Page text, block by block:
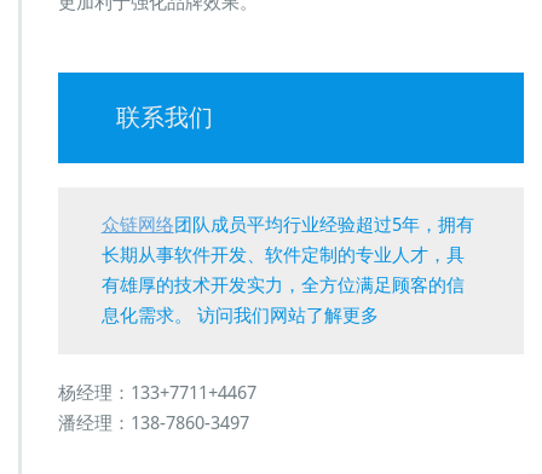
联系我们
众链网络团队成员平均行业经验超过5年，拥有
长期从事软件开发、软件定制的专业人才，具
有雄厚的技术开发实力，全方位满足顾客的信
息化需求。 访问我们网站了解更多
杨经理：133+7711+4467
潘经理：138-7860-3497